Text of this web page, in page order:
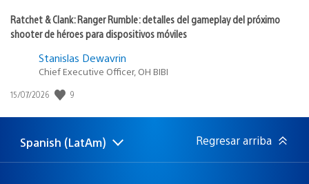
Ratchet & Clank: Ranger Rumble: detalles del gameplay del próximo
shooter de héroes para dispositivos móviles
Stanislas Dewavrin
Chief Executive Officer, OH BIBI
Fecha
publicación:
15/07/2026 9
Elige
una
Región
actual:
Spanish (LatAm) Regresar arriba